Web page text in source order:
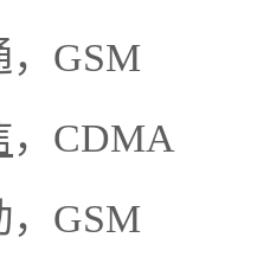
，GSM
，CDMA
，GSM